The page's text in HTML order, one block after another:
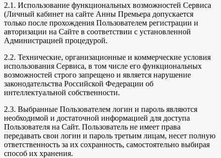
2.1. Использование функциональных возможностей Сервиса
(Личный кабинет на сайте Анны Премьера допускается
только после прохождения Пользователем регистрации и
авторизации на Сайте в соответствии с установленной
Администрацией процедурой.
2.2. Технические, организационные и коммерческие условия
использования Сервиса, в том числе его функциональных
возможностей строго запрещено и является нарушение
законодательства Российской Федерации об
интеллектуальной собственности.
2.3. Выбранные Пользователем логин и пароль являются
необходимой и достаточной информацией для доступа
Пользователя на Сайт. Пользователь не имеет права
передавать свои логин и пароль третьим лицам, несет полную
ответственность за их сохранность, самостоятельно выбирая
способ их хранения.